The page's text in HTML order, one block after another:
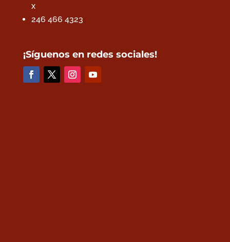
x
246 466 4323
¡Síguenos en redes sociales!